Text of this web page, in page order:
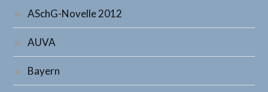
ASchG-Novelle 2012
AUVA
Bayern